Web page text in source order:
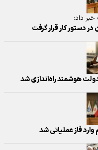
خبر داد:
کار قرار گرفت
هوشمند راه‌اندازی شد
فاز عملیاتی شد